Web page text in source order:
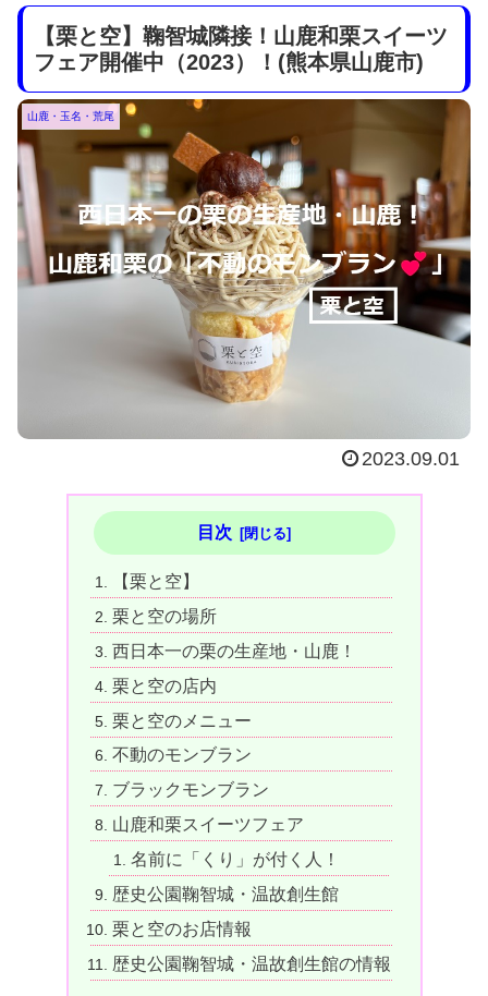
【栗と空】鞠智城隣接！山鹿和栗スイーツ
フェア開催中（2023）！(熊本県山鹿市)
山鹿・玉名・荒尾
2023.09.01
目次
【栗と空】
栗と空の場所
西日本一の栗の生産地・山鹿！
栗と空の店内
栗と空のメニュー
不動のモンブラン
ブラックモンブラン
山鹿和栗スイーツフェア
名前に「くり」が付く人！
歴史公園鞠智城・温故創生館
栗と空のお店情報
歴史公園鞠智城・温故創生館の情報